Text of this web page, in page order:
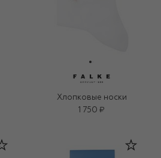
Хлопковые носки
1 750 ₽